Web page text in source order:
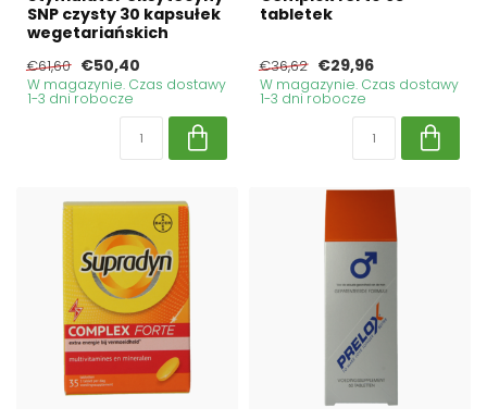
SNP czysty 30 kapsułek
wegetariańskich
€61,60 €50,40
W magazynie. Czas dostawy
1-3 dni robocze
tabletek
€36,62 €29,96
W magazynie. Czas dostawy
1-3 dni robocze